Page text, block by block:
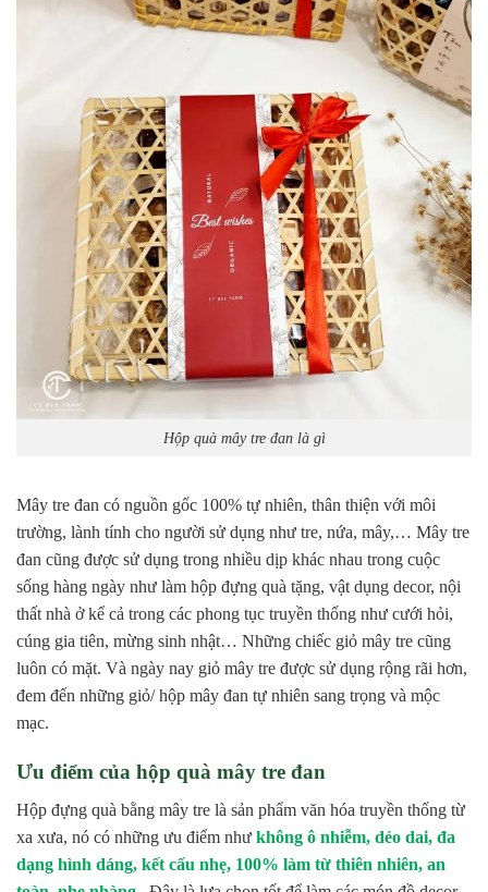
Hộp quà mây tre đan là gì
Mây tre đan có nguồn gốc 100% tự nhiên, thân thiện với môi
trường, lành tính cho người sử dụng như tre, nứa, mây,… Mây tre
đan cũng được sử dụng trong nhiều dịp khác nhau trong cuộc
sống hàng ngày như làm hộp đựng quà tặng, vật dụng decor, nội
thất nhà ở kể cả trong các phong tục truyền thống như cưới hỏi,
cúng gia tiên, mừng sinh nhật… Những chiếc giỏ mây tre cũng
luôn có mặt. Và ngày nay giỏ mây tre được sử dụng rộng rãi hơn,
đem đến những giỏ/ hộp mây đan tự nhiên sang trọng và mộc
mạc.
Ưu điểm của hộp quà mây tre đan
Hộp đựng quà bằng mây tre là sản phẩm văn hóa truyền thống từ
xa xưa, nó có những ưu điểm như không ô nhiễm, dẻo dai, đa
dạng hình dáng, kết cấu nhẹ, 100% làm từ thiên nhiên, an